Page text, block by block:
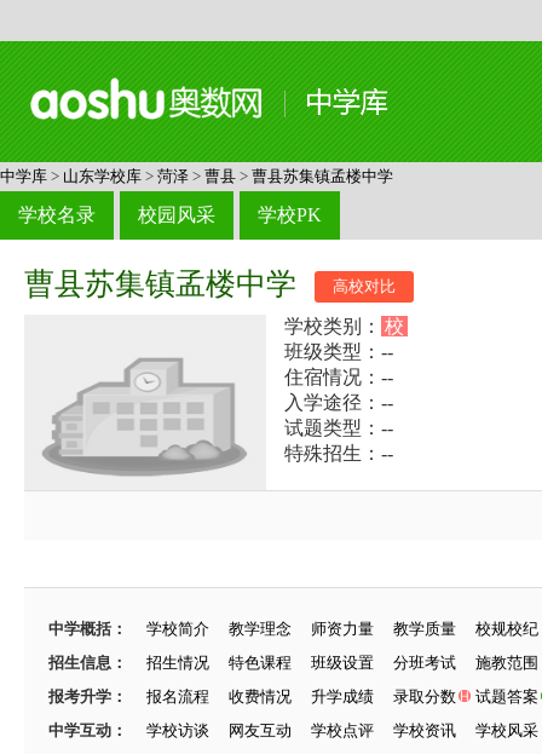
中学库 > 山东学校库 > 菏泽 > 曹县 > 曹县苏集镇孟楼中学
学校名录 校园风采 学校PK
曹县苏集镇孟楼中学 高校对比
学校类别： 校
班级类型：--
住宿情况：--
入学途径：--
试题类型：--
特殊招生：--
中学概括： 学校简介 教学理念 师资力量 教学质量
校规校纪
招生信息：
招生情况 特色课程 班级设置 分班考试
施教范围
报考升学：
报名流程 收费情况 升学成绩 录取分数
试题答案
中学互动：
学校访谈 网友互动 学校点评 学校资讯
学校风采